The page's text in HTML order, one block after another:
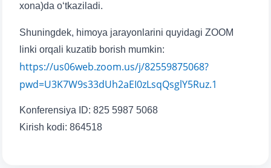
Ism va familiyangiz
Telefon raqamingiz
Pochta
yuborish
xona)da o‘tkaziladi.
Shuningdek, himoya jarayonlarini quyidagi ZOOM
linki orqali kuzatib borish mumkin:
https://us06web.zoom.us/j/82559875068?
pwd=U3K7W9s33dUh2aEI0zLsqQsglY5Ruz.1
Konferensiya ID: 825 5987 5068
Kirish kodi: 864518